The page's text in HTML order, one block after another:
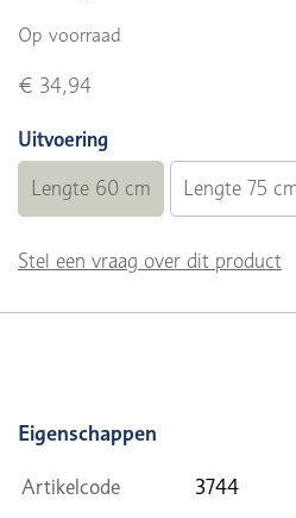
Op voorraad
€ 34,94
Uitvoering
Lengte 60 cm Lengte 75
Stel een vraag over dit product
Eigenschappen
Artikelcode 3744